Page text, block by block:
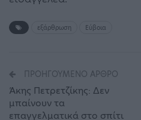
εξάρθρωση Εύβοια
ΠΡΟΗΓΟΎΜΕΝΟ ΆΡΘΡΟ
Άκης Πετρετζίκης: Δεν
μπαίνουν τα
επαγγελματικά στο σπίτι